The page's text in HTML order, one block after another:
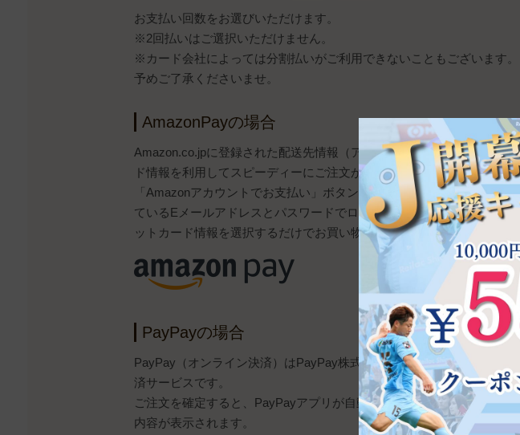
お支払い回数をお選びいただけます。
※2回払いはご選択いただけません。
※カード会社によっては分割払いがご利用できないこともございます。
予めご了承くださいませ。
AmazonPayの場合
Amazon.co.jpに登録された配送先情報（アドレス帳）やクレジットカー
ド情報を利用してスピーディーにご注文が可能です。
「Amazonアカウントでお支払い」ボタンから、Amazon.co.jpに登録し
ているEメールアドレスとパスワードでログインして、配送先とクレジ
ットカード情報を選択するだけでお買い物できます。
PayPayの場合
PayPay（オンライン決済）はPayPay株式会社が提供するオンライン決
済サービスです。
ご注文を確定すると、PayPayアプリが自動的に立ち上がり、お支払い
内容が表示されます。